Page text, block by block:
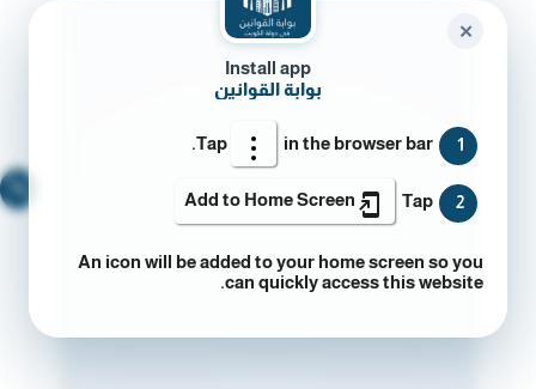
Install app
بوابة القوانين
1
Tap in the browser bar.
2
Tap
Add to Home Screen
An icon will be added to your home screen so you
can quickly access this website.
✕